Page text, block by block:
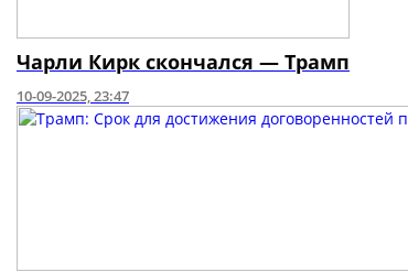
Чарли Кирк скончался — Трамп
10-09-2025, 23:47